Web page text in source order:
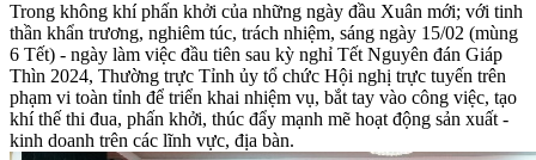
Trong không khí phấn khởi của những ngày đầu Xuân mới; với tinh
thần khẩn trương, nghiêm túc, trách nhiệm, sáng ngày 15/02 (mùng
6 Tết) - ngày làm việc đầu tiên sau kỳ nghỉ Tết Nguyên đán Giáp
Thìn 2024, Thường trực Tỉnh ủy tổ chức Hội nghị trực tuyến trên
phạm vi toàn tỉnh để triển khai nhiệm vụ, bắt tay vào công việc, tạo
khí thế thi đua, phấn khởi, thúc đẩy mạnh mẽ hoạt động sản xuất -
kinh doanh trên các lĩnh vực, địa bàn.